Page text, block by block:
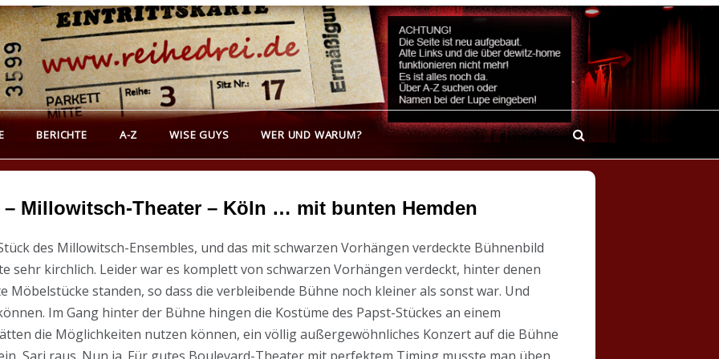
über Groß- und Kleinkunst
BERICHTE A-Z WISE GUYS WER UND WARUM?
– Millowitsch-Theater – Köln … mit bunten Hemden
des Millowitsch-Ensembles, und das mit schwarzen Vorhängen verdeckte Bühnenbild
sehr kirchlich. Leider war es komplett von schwarzen Vorhängen verdeckt, hinter denen
Möbelstücke standen, so dass die verbleibende Bühne noch kleiner als sonst war. Und
Im Gang hinter der Bühne hingen die Kostüme des Papst-Stückes an einem
die Möglichkeiten nutzen können, ein völlig außergewöhnliches Konzert auf die Bühne
Sari raus. Nun ja. Für gutes Boulevard-Theater mit perfektem Timing musste man üben,